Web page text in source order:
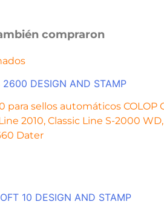
compraron
para sellos automáticos COLOP
2010, Classic Line S-2000
Dater